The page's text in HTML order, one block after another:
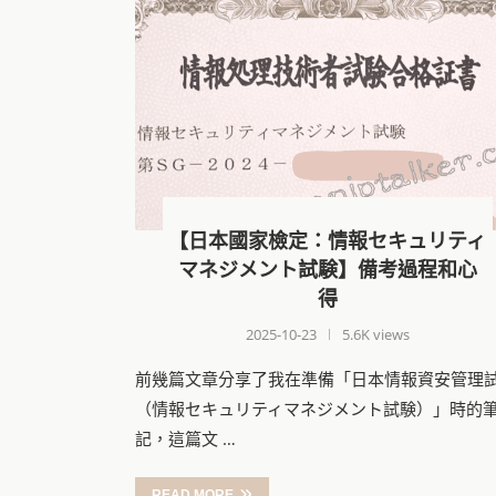
【日本國家檢定：情報セキュリティ
マネジメント試験】備考過程和心
得
2025-10-23 5.6K views
前幾篇文章分享了我在準備「日本情報資安管理
（情報セキュリティマネジメント試験）」時的
記，這篇文 …